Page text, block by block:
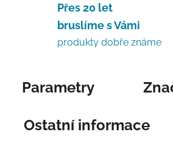
Přes 20 let
bruslíme s Vámi
produkty dobře známe
Parametry
Ostatní informace